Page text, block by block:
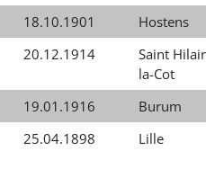
18.10.1901
Hostens
20.12.1914
Saint
la-Cot
19.01.1916
Burum
25.04.1898 Lille